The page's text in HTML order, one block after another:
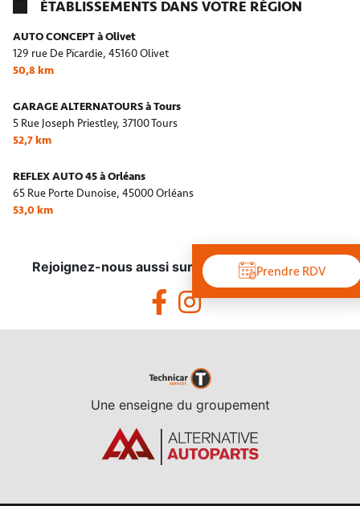
ÉTABLISSEMENTS DANS VOTRE RÉGION
AUTO CONCEPT à Olivet
129 rue De Pïcardie, 45160 Olivet
50,8 km
GARAGE ALTERNATOURS à Tours
5 Rue Joseph Priestley, 37100 Tours
52,7 km
REFLEX AUTO 45 à Orléans
65 Rue Porte Dunoise, 45000 Orléans
53,0 km
Prendre RDV
Rejoignez-nous aussi sur les réseaux sociaux !
Une enseigne du groupement